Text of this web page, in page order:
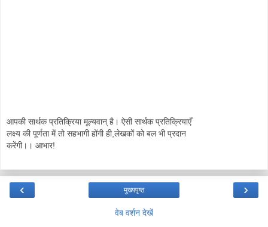
आपकी सार्थक प्रतिक्रिया मूल्यवान् है। ऐसी सार्थक प्रतिक्रियाएँ
लक्ष्य की पूर्णता में तो सहभागी होंगी ही,लेखकों को बल भी प्रदान
करेंगी।। आभार!
‹ ›
मुख्यपृष्ठ
वेब वर्शन देखें